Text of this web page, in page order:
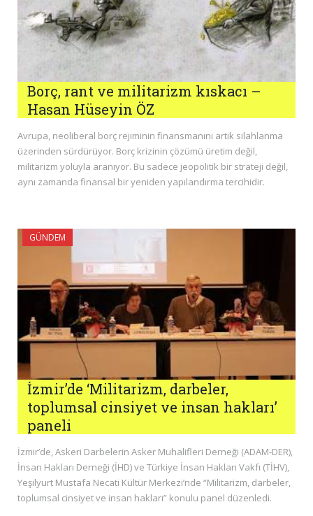
Borç, rant ve militarizm kıskacı –
Hasan Hüseyin ÖZ
Avrupa, neoliberal borç rejiminin finansmanını artık silahlanma
üzerinden sürdürüyor. Borç krizinin çözümü üretim değil,
militarizm yoluyla aranıyor. Bu sadece jeopolitik bir strateji değil,
aynı zamanda finansal bir yeniden yapılandırma tercihidir.
GÜNDEM
İzmir’de ‘Militarizm, darbeler,
toplumsal cinsiyet ve insan hakları’
paneli
İzmir’de, Askeri Darbelerin Asker Muhalifleri Derneği (ADAM-DER),
İnsan Hakları Derneği (İHD) ve Türkiye İnsan Hakları Vakfı (TİHV),
Yeşilyurt Mustafa Necati Kültür Merkezi’nde “Militarizm, darbeler,
toplumsal cinsiyet ve insan hakları” konulu panel düzenledi.